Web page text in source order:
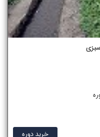
خرید دوره